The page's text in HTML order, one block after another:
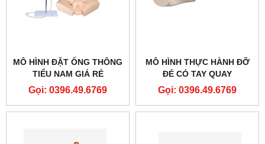
MÔ HÌNH ĐẶT ỐNG THÔNG
TIỂU NAM GIÁ RẺ
Gọi: 0396.49.6769
MÔ HÌNH THỰC HÀNH ĐỠ
ĐẺ CÓ TAY QUAY
Gọi: 0396.49.6769